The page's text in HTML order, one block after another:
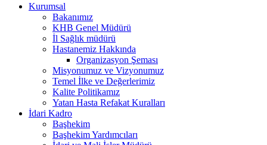
Kurumsal
Bakanımız
KHB Genel Müdürü
İl Sağlık müdürü
Hastanemiz Hakkında
Organizasyon Şeması
Misyonumuz ve Vizyonumuz
Temel İlke ve Değerlerimiz
Kalite Politikamız
Yatan Hasta Refakat Kuralları
İdari Kadro
Başhekim
Başhekim Yardımcıları